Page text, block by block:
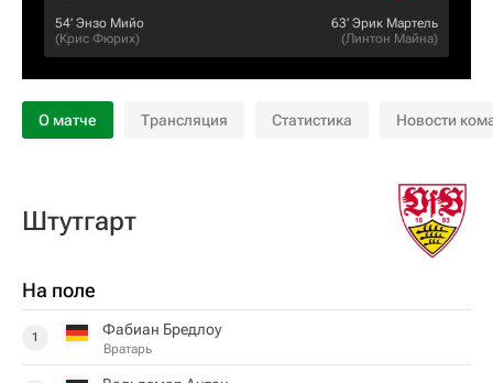
54‎’‎ Энзо Мийо
(Крис Фюрих)
63‎’‎ Эрик Мартель
(Линтон Майна)
О матче Трансляция Статистика Новости
Штутгарт
На поле
1 Фабиан Бредлоу
Вратарь